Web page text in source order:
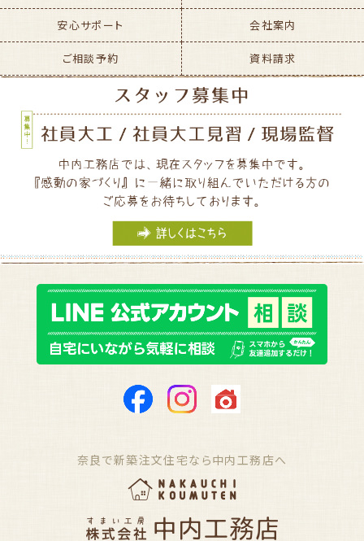
安心サポート 会社案内
ご相談予約 資料請求
奈良で新築注文住宅なら中内工務店へ